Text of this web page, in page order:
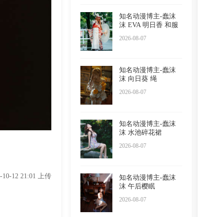
知名动漫博主-蠢沫
沫 EVA 明日香 和服
2026-08-07
知名动漫博主-蠢沫
沫 向日葵 绳
2026-08-07
知名动漫博主-蠢沫
沫 水池碎花裙
2026-08-07
知名动漫博主-蠢沫
沫 午后樱眠
2026-08-07
10-12 21:01 上传